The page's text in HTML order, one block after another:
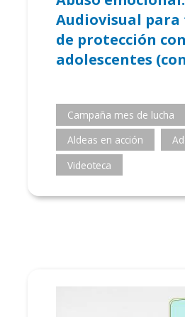
Audiovisual
de protección con
adolescentes
Campaña mes de lucha
Aldeas en acción
Videoteca